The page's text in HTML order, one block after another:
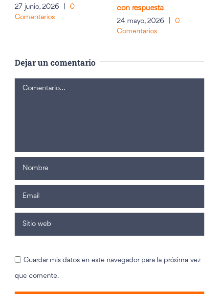
27 junio, 2026
0
Comentarios
con respuesta
24 mayo, 2026
0
Comentarios
Dejar un comentario
Comentario
Guardar mis datos en este navegador para la próxima vez
que comente.